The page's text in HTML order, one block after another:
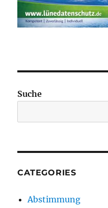
Suche
CATEGORIES
Abstimmung